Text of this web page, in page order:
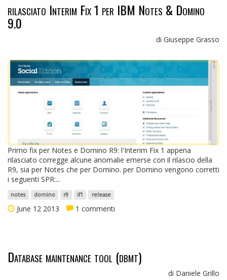
rilasciato Interim Fix 1 per IBM Notes & Domino
9.0
di Giuseppe Grasso
Primo fix per Notes e Domino R9: l'Interim Fix 1 appena
rilasciato corregge alcune anomalie emerse con il rilascio della
R9, sia per Notes che per Domino. per Domino vengono corretti
i seguenti SPR:...
notes domino r9 if1 release
June 12 2013 1 commenti
Database maintenance tool (dbmt)
di Daniele Grillo